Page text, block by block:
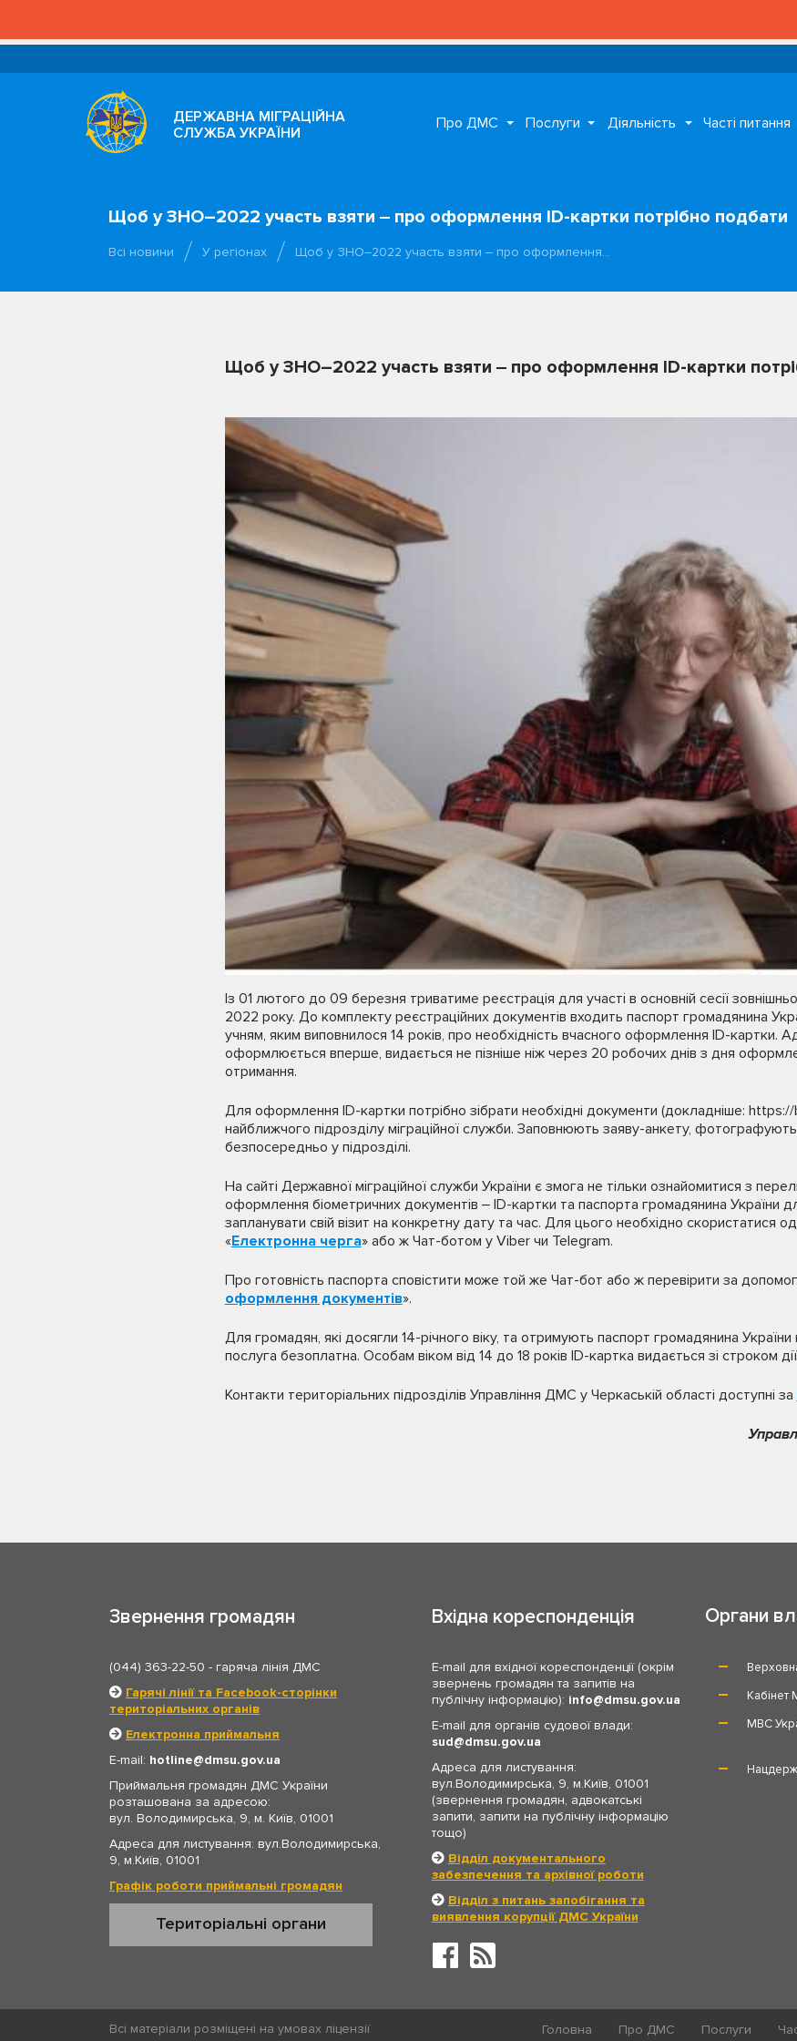
ДЕРЖАВНА МІГРАЦІЙНА
СЛУЖБА УКРАЇНИ
Про ДМС Послуги Діяльність Часті питання
Щоб у ЗНО–2022 участь взяти ‒ про оформлення ID-картки потрібно подбати
Всі новини У регіонах Щоб у ЗНО–2022 участь взяти ‒ про оформлення…
Щоб у ЗНО–2022 участь взяти ‒ про оформлення ID-картки
Із 01 лютого до 09 березня триватиме реєстрація для участі в основній сесії
2022 року. До комплекту реєстраційних документів входить паспорт громадянина
учням, яким виповнилося 14 років, про необхідність вчасного оформлення ID-картки.
оформлюється вперше, видається не пізніше ніж через 20 робочих днів з дня
отримання.
Для оформлення ID-картки потрібно зібрати необхідні документи (докладніше:
найближчого підрозділу міграційної служби. Заповнюють заяву-анкету, фотографують
безпосередньо у підрозділі.
На сайті Державної міграційної служби України є змога не тільки ознайомитися з
оформлення біометричних документів ‒ ID-картки та паспорта громадянина України
запланувати свій візит на конкретну дату та час. Для цього необхідно скористатися
«Електронна черга» або ж Чат-ботом у Viber чи Telegram.
Про готовність паспорта сповістити може той же Чат-бот або ж перевірити за
оформлення документів».
Для громадян, які досягли 14-річного віку, та отримують паспорт громадянина
послуга безоплатна. Особам віком від 14 до 18 років ID-картка видається зі строком
Контакти територіальних підрозділів Управління ДМС у Черкаській області доступні за
Звернення громадян
(044) 363-22-50 - гаряча лінія ДМС
Гарячі лінії та Facebook-сторінки
територіальних органів
Електронна приймальня
E-mail: hotline
dmsu.gov.ua
Приймальня громадян ДМС України
розташована за адресою:
вул. Володимирська, 9, м. Київ, 01001
Адреса для листування: вул.Володимирська,
9, м.Київ, 01001
Графік роботи приймальні громадян
Територіальні органи
Вхідна кореспонденція
E-mail для вхідної кореспонденції (окрім
звернень громадян та запитів на
публічну інформацію): info
dmsu.gov.ua
E-mail для органів судової влади:
sud
dmsu.gov.ua
Адреса для листування:
вул.Володимирська, 9, м.Київ, 01001
(звернення громадян, адвокатські
запити, запити на публічну інформацію
тощо)
Відділ документального
забезпечення та архівної роботи
Відділ з питань запобігання та
виявлення корупції ДМС України
Органи
Кабінет
МВС
Головна Про ДМС Послуги
Всі матеріали розміщені на умовах ліцензії